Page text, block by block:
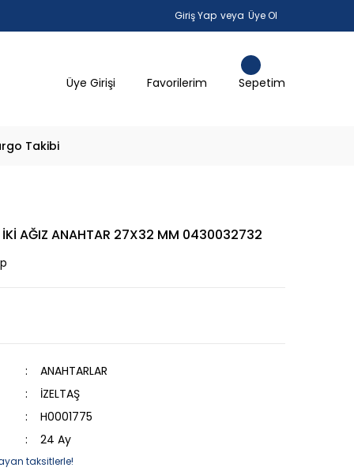
Giriş Yap veya Üye Ol
Üye Girişi Favorilerim Sepetim
Takibi
İKİ AĞIZ ANAHTAR 27X32 MM 0430032732
ANAHTARLAR
İZELTAŞ
H0001775
24 Ay
taksitlerle!